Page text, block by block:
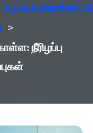
விளக்கம்,
>
நீரிழப்பு